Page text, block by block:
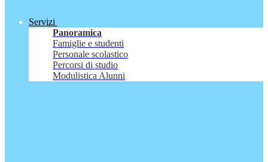
Servizi
Panoramica
Famiglie e studenti
Personale scolastico
Percorsi di studio
Modulistica Alunni